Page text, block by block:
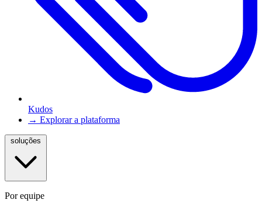
Kudos
→ Explorar a plataforma
Por equipe